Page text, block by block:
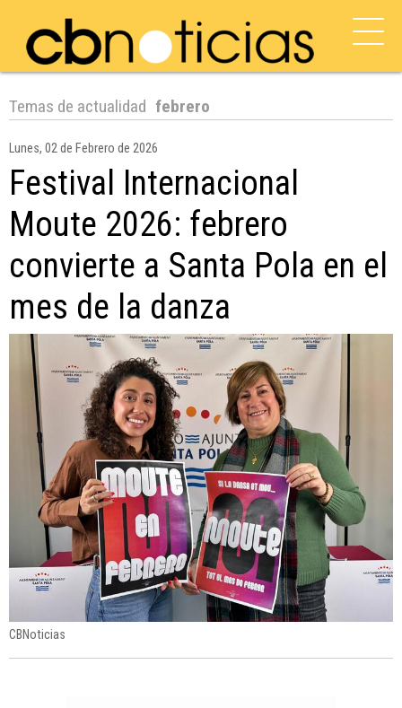
Temas de actualidad febrero
Lunes, 02 de Febrero de 2026
Festival Internacional
Moute 2026: febrero
convierte a Santa Pola en el
mes de la danza
CBNoticias